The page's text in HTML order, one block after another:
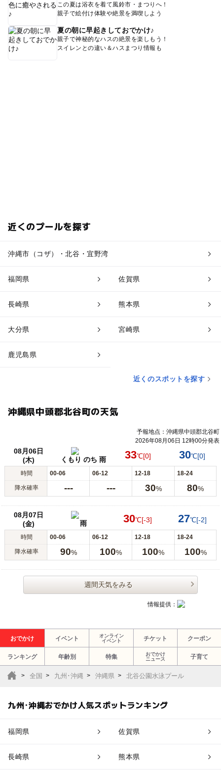
この夏は浴衣を着て風鈴市・まつりへ！
親子で絵付け体験や絶景を満喫しよう
夏の朝に早起きしておでかけ♪
親子で神秘的なハスの絶景を楽しもう！
スイレンとの違い＆ハスまつり情報も
近くのプールを探す
沖縄市（コザ）・北谷・宜野湾
福岡県 佐賀県
長崎県 熊本県
大分県 宮崎県
鹿児島県
近くのスポットを探す
沖縄県中頭郡北谷町の天気
予報地点：沖縄県中頭郡北谷町
2026年08月06日 12時00分発表
08月06日
(木)
くもり のち 雨 33℃[0] 30℃[0]
時間 00-06 06-12 12-18 18-24
降水確率 --- --- 30% 80%
08月07日
(金)
雨 30℃[-3] 27℃[-2]
時間 00-06 06-12 12-18 18-24
降水確率 90% 100% 100% 100%
週間天気をみる
情報提供：
おでかけ イベント
オンライン
イベント
チケット クーポン
ランキング 年齢別 特集
おでかけ
ニュース
子育て
全国 九州･沖縄 沖縄県 北谷公園水泳プール
九州･沖縄おでかけ人気スポットランキング
福岡県 佐賀県
長崎県 熊本県